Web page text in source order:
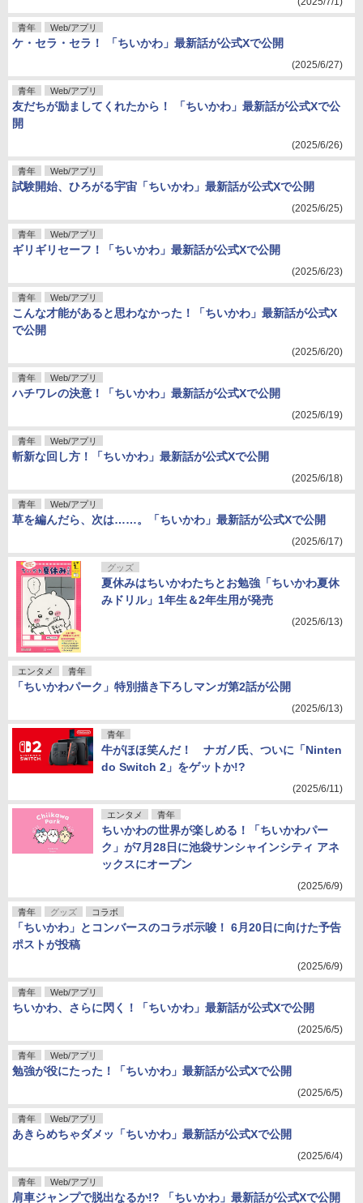
青年 Web/アプリ
ケ・セラ・セラ！ 「ちいかわ」最新話が公式Xで公開
(2025/6/27)
青年 Web/アプリ
友だちが励ましてくれたから！ 「ちいかわ」最新話が公式Xで公
開
(2025/6/26)
青年 Web/アプリ
試験開始、ひろがる宇宙「ちいかわ」最新話が公式Xで公開
(2025/6/25)
青年 Web/アプリ
ギリギリセーフ！「ちいかわ」最新話が公式Xで公開
(2025/6/23)
青年 Web/アプリ
こんな才能があると思わなかった！「ちいかわ」最新話が公式X
で公開
(2025/6/20)
青年 Web/アプリ
ハチワレの決意！「ちいかわ」最新話が公式Xで公開
(2025/6/19)
青年 Web/アプリ
斬新な回し方！「ちいかわ」最新話が公式Xで公開
(2025/6/18)
青年 Web/アプリ
草を編んだら、次は……。「ちいかわ」最新話が公式Xで公開
(2025/6/17)
グッズ
夏休みはちいかわたちとお勉強「ちいかわ夏休
みドリル」1年生＆2年生用が発売
(2025/6/13)
エンタメ 青年
「ちいかわパーク」特別描き下ろしマンガ第2話が公開
(2025/6/13)
青年
牛がほほ笑んだ！ ナガノ氏、ついに「Ninten
do Switch 2」をゲットか!?
(2025/6/11)
エンタメ 青年
ちいかわの世界が楽しめる！「ちいかわパー
ク」が7月28日に池袋サンシャインシティ アネ
ックスにオープン
(2025/6/9)
青年 グッズ コラボ
「ちいかわ」とコンバースのコラボ示唆！ 6月20日に向けた予告
ポストが投稿
(2025/6/9)
青年 Web/アプリ
ちいかわ、さらに閃く！「ちいかわ」最新話が公式Xで公開
(2025/6/5)
青年 Web/アプリ
勉強が役にたった！「ちいかわ」最新話が公式Xで公開
(2025/6/5)
青年 Web/アプリ
あきらめちゃダメッ「ちいかわ」最新話が公式Xで公開
(2025/6/4)
青年 Web/アプリ
肩車ジャンプで脱出なるか!? 「ちいかわ」最新話が公式Xで公開